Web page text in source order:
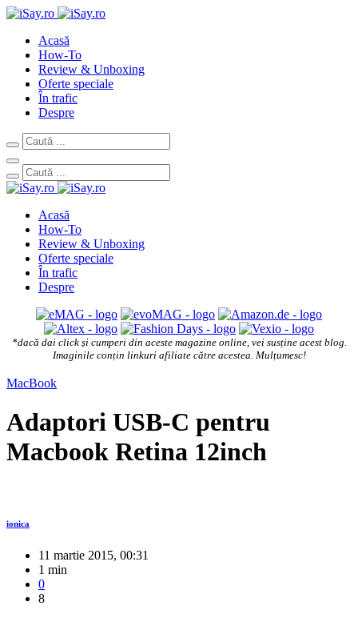
Acasă
How-To
Review & Unboxing
Oferte speciale
În trafic
Despre
Acasă
How-To
Review & Unboxing
Oferte speciale
În trafic
Despre
*dacă dai click și cumperi din aceste magazine online, vei susține acest blog.
Imaginile conțin linkuri afiliate către acestea. Mulțumesc!
MacBook
Adaptori USB-C pentru
Macbook Retina 12inch
ionica
11 martie 2015, 00:31
1 min
0
8